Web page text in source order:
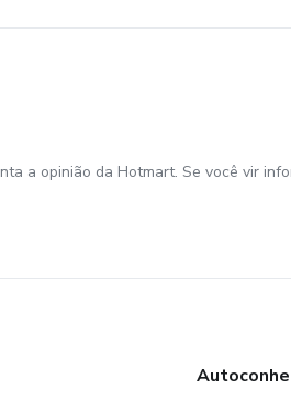
a opinião da Hotmart. Se você vir